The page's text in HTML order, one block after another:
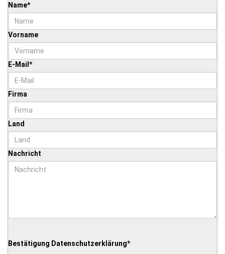
Name*
Vorname
E-Mail *
Firma
Land
Nachricht
Bestätigung Datenschutzerklärung*